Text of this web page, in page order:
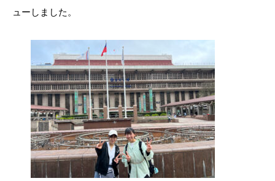
ューしました。